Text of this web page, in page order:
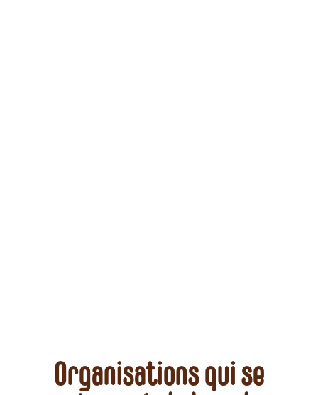
Organisations qui se